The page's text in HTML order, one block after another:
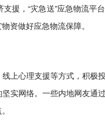
援，“灾急送”应急物流平
资做好应急物流保障。
上心理支援等方式，积极
实网络。一些内地网友通